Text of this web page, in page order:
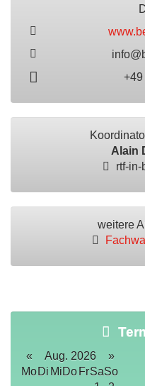
+49
Alain
rtf-
weitere
« Aug. 2026
»
MoDi MiDo FrSaSo